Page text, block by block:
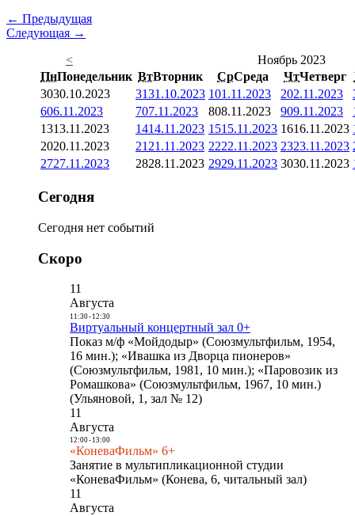
← Предыдущая
Следующая →
<
Ноябрь 2023
ПнПонедельник ВтВторник СрСреда ЧтЧетверг
3030.10.2023 3131.10.2023 101.11.2023 202.11.2023
606.11.2023 707.11.2023 808.11.2023 909.11.2023
1313.11.2023 1414.11.2023 1515.11.2023 1616.11.2023
2020.11.2023 21 21.11.2023 2222.11.2023 2323.11.2023
2727.11.2023 2828.11.2023 2929.11.2023 3030.11.2023
Сегодня
Сегодня нет событий
Скоро
11
Августа
11:30- 12:30
Виртуальный концертный зал 0+
Показ м/ф «Мойдодыр» (Союзмультфильм, 1954,
16 мин.); «Ивашка из Дворца пионеров»
(Союзмультфильм, 1981, 10 мин.); «Паровозик из
Ромашкова» (Союзмультфильм, 1967, 10 мин.)
(Ульяновой, 1, зал № 12)
11
Августа
12:00- 13:00
«КоневаФильм» 6+
Занятие в мультипликационной студии
«КоневаФильм» (Конева, 6, читальный зал)
11
Августа